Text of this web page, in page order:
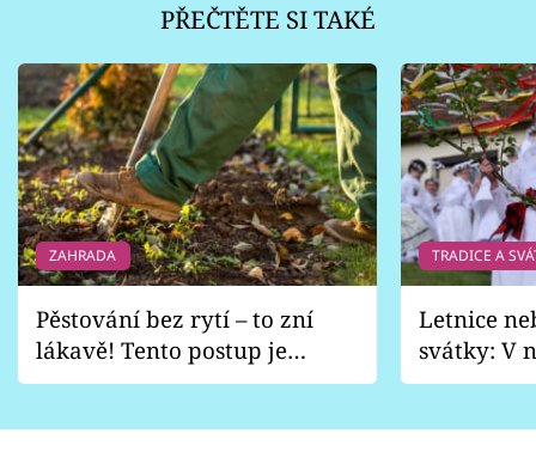
PŘEČTĚTE SI TAKÉ
ZAHRADA
Pěstování bez rytí – to zní
lákavě! Tento postup je
vhodný jen pro některé
TRADICE A
Letnice
svátky: V
pondělí